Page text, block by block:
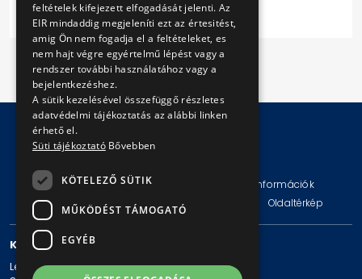
Impresszum Jogi nyilatkozat
Technikai információk
Adatvédelmi politika és tájékoztatások
Oldaltérkép
KAPCSOLAT
Levelezési cím: 1980 Budapest, Pf. 11.
feltételek kifejezett elfogadását jelenti. Az
EIR mindaddig megjeleníti ezt az értesitést,
amig Ön nem fogadja el a feltételeket, es
nem hajt végre egyértelmű lépést vagy a
rendszer további használatához vagy a
bejelentkezéshez.
A sütik kezelésével összefüggő részletes
adatvédelmi tájékoztatás az alábbi linken
érhető el.
Süti tájékoztató Bővebben
KÖTELEZŐ SÜTIK
MŰKÖDÉST TÁMOGATÓ
EGYÉB